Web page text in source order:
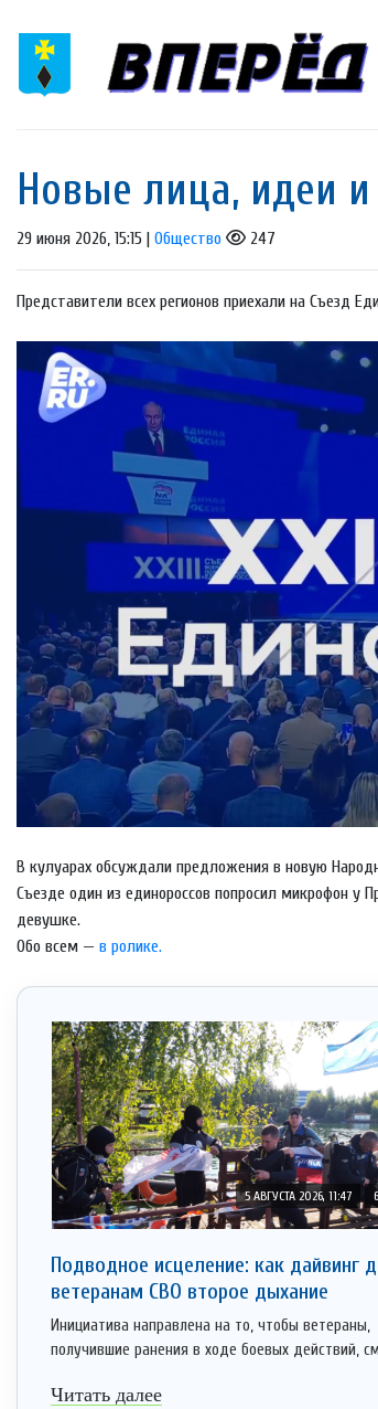
Новые лица, идеи
29 июня 2026, 15:15 | Общество 247
Представители всех регионов приехали на Съезд
В кулуарах обсуждали предложения в новую
Съезде один из единороссов попросил микрофон
девушке.
Обо всем — в ролике.
5 АВГУСТА 2026, 11:47
Подводное исцеление: как дайвинг
ветеранам СВО второе дыхание
Инициатива направлена на то, чтобы ветераны,
получившие ранения в ходе боевых действий,
Читать далее